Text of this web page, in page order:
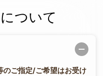
ついて
のご指定/ご希望はお受け